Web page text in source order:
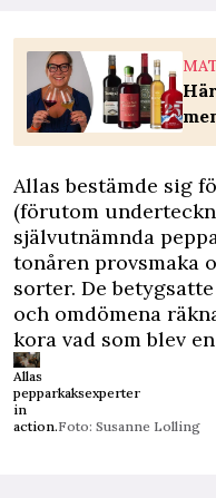
Allas bestämde sig
(förutom
självutnämnda
tonåren provsmaka
sorter. De
och omdömena
kora vad som blev
Allas
pepparkaksexperter
in
action.Foto: Susanne Lolling